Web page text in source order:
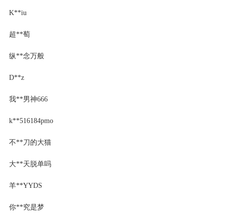
K**iu
超**萄
纵**念万般
D**z
我**男神666
k**516184pmo
不**刀的大猫
大**天脱单吗
羊**YYDS
你**究是梦